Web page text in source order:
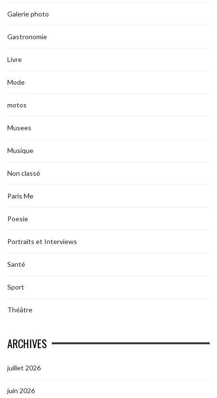
Galerie photo
Gastronomie
Livre
Mode
motos
Musees
Musique
Non classé
Paris Me
Poesie
Portraits et Interviews
Santé
Sport
Théâtre
ARCHIVES
juillet 2026
juin 2026